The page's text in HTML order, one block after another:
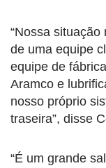
“Nossa
de uma equipe
equipe de
Aramco e
nosso próprio
traseira”, disse
“É um grande